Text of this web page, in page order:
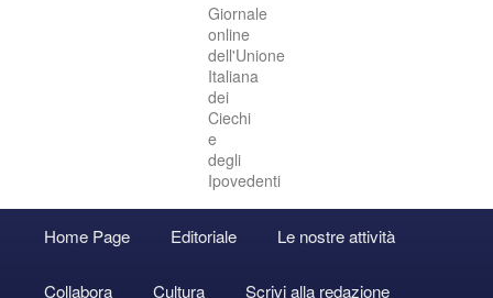
Giornale
online
dell'Unione
Italiana
dei
Ciechi
e
degli
Ipovedenti
principale
Vai
Vai
Accedi
Home Page Editoriale Le nostre attività
Collabora Cultura Scrivi alla redazione